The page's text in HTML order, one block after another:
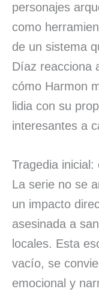
personajes
como
de un sistema
Díaz reacciona
cómo Harmon
lidia con su
interesantes a
Tragedia
La serie no se
un impacto
asesinada a
locales. Esta
vacío, se
emocional y